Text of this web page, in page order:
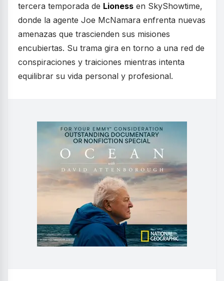
tercera temporada de Lioness en SkyShowtime,
donde la agente Joe McNamara enfrenta nuevas
amenazas que trascienden sus misiones
encubiertas. Su trama gira en torno a una red de
conspiraciones y traiciones mientras intenta
equilibrar su vida personal y profesional.